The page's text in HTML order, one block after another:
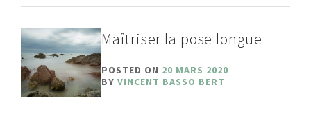
Maîtriser la pose longue
POSTED ON 20 MARS 2020
BYVINCENT BASSO BERT